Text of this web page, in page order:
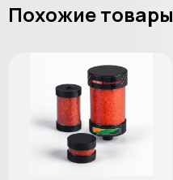
Похожие товары